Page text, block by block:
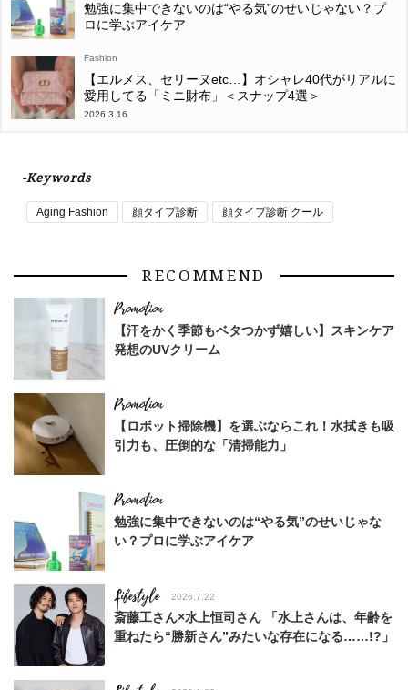
勉強に集中できないのは“やる気”のせいじゃない？プ
ロに学ぶアイケア
Fashion
【エルメス、セリーヌetc…】オシャレ40代がリアルに
愛用してる「ミニ財布」＜スナップ4選＞
2026.3.16
-Keywords
Aging Fashion 顔タイプ診断 顔タイプ診断 クール
RECOMMEND
【汗をかく季節もベタつかず嬉しい】スキンケア
発想のUVクリーム
【ロボット掃除機】を選ぶならこれ！水拭きも吸
引力も、圧倒的な「清掃能力」
勉強に集中できないのは“やる気”のせいじゃな
い？プロに学ぶアイケア
Lifestyle 2026.7.22
斎藤工さん×水上恒司さん 「水上さんは、年齢を
重ねたら“勝新さん”みたいな存在になる……!?」